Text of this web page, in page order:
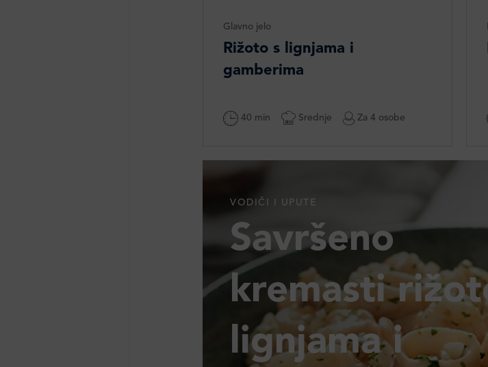
Glavno jelo
Rižoto s lignjama i
gamberima
40 min Srednje Za 4 osobe
VODIČI I UPUTE
Savršeno
kremasti
lignjama i